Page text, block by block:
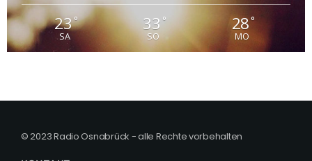
23°
SA
33 °
SO
28°
MO
© 2023 Radio Osnabrück - alle Rechte vorbehalten